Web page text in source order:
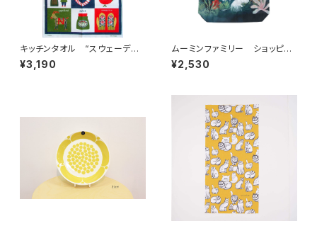
キッチンタオル “スウェーデン”
/ アルメダールス/ALMEDA
HLS by ブリット・ブレドストロ
¥3,190
ムーミンファミリー ショッピン
グバッグ エコバッグ byプル
ートプロダクテル
¥2,530